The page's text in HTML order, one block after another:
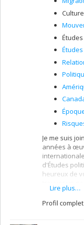
Je me suis
années à
d'Études
heureux de
études
chapitre en
la
Lire plus…
Profil complet